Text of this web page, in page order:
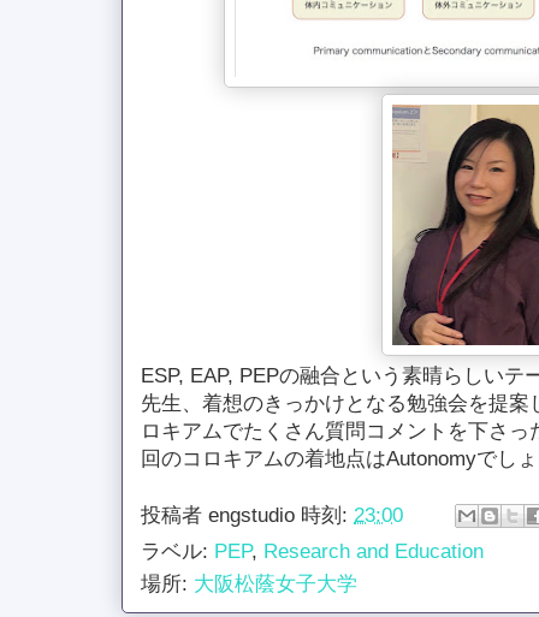
ESP, EAP, PEPの融合という素晴らしいテ
先生、着想のきっかけとなる勉強会を提
ロキアムでたくさん質問コメントを下さ
回のコロキアムの着地点はAutonomyでし
投稿者 engstudio 時刻: 23:00
ラベル: PEP, Research and Education
場所: 大阪松蔭女子大学